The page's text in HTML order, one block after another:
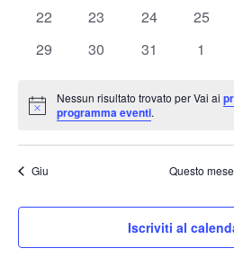
0
22
0
23
0
24
0
25
0
29
0
30
0
31
0
1
Notice
Nessun risultato trovato per Vai ai
programma eventi.
Giu Questo mese
Iscriviti al